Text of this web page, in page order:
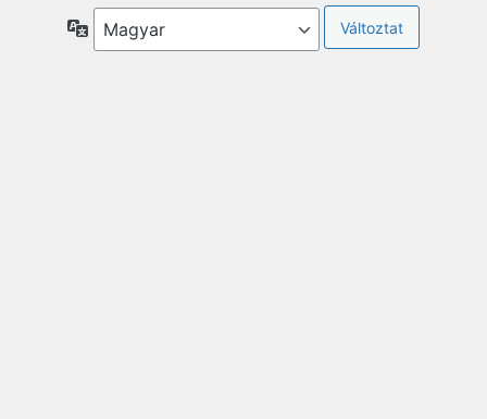
Nyelv